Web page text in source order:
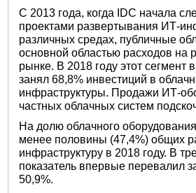
С 2013 года, когда IDC начала
проектами развертывания ИТ-
различных средах, публичные
основной областью расходов на
рынке. В 2018 году этот сегмент
занял 68,8% инвестиций в
инфраструктуры. Продажи ИТ-
частных облачных систем
На долю облачного
менее половины (47,4%) общих
инфраструктуру в 2018 году. В
показатель впервые перевалил
50,9%.